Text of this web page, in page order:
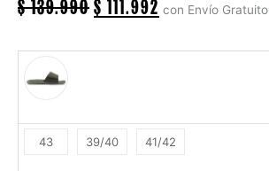
$139.990
PRICE
$ 111.992
PRICE
con Envío Gratuito
43 39/40 41/42